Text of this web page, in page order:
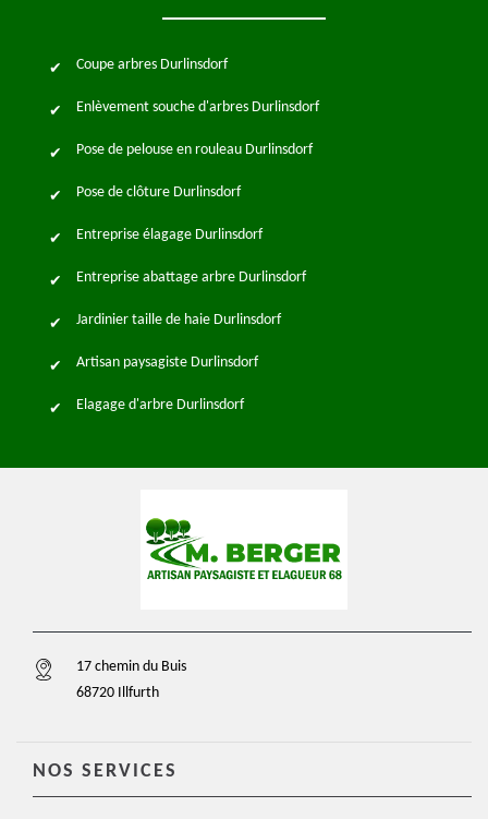
Coupe arbres Durlinsdorf
Enlèvement souche d'arbres Durlinsdorf
Pose de pelouse en rouleau Durlinsdorf
Pose de clôture Durlinsdorf
Entreprise élagage Durlinsdorf
Entreprise abattage arbre Durlinsdorf
Jardinier taille de haie Durlinsdorf
Artisan paysagiste Durlinsdorf
Elagage d'arbre Durlinsdorf
17 chemin du Buis
68720 Illfurth
NOS SERVICES